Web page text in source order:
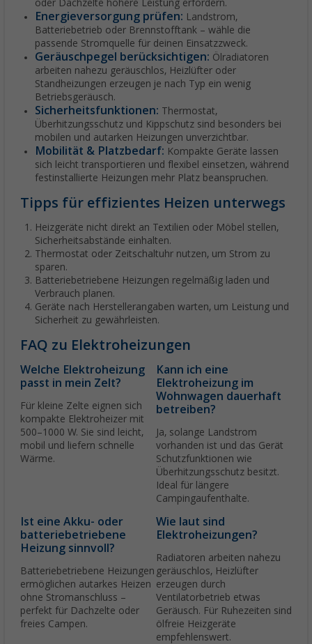
oder Dachzelte höhere Leistung erfordern.
Energieversorgung prüfen: Landstrom,
Batteriebetrieb oder Brennstofftank – wähle die
passende Stromquelle für deinen Einsatzzweck.
Geräuschpegel berücksichtigen: Ölradiatoren
arbeiten nahezu geräuschlos, Heizlüfter oder
Standheizungen erzeugen je nach Typ ein wenig
Betriebsgeräusch.
Sicherheitsfunktionen: Thermostat,
Überhitzungsschutz und Kippschutz sind besonders bei
mobilen und autarken Heizungen unverzichtbar.
Mobilität & Platzbedarf: Kompakte Geräte lassen
sich leicht transportieren und flexibel einsetzen, während
festinstallierte Heizungen mehr Platz beanspruchen.
Tipps für effizientes Heizen unterwegs
Heizgeräte nicht direkt an Textilien oder Möbel stellen,
Sicherheitsabstände einhalten.
Thermostat oder Zeitschaltuhr nutzen, um Strom zu
sparen.
Batteriebetriebene Heizungen regelmäßig laden und
Verbrauch planen.
Geräte nach Herstellerangaben warten, um Leistung und
Sicherheit zu gewährleisten.
FAQ zu Elektroheizungen
Welche Elektroheizung
passt in mein Zelt?
Für kleine Zelte eignen sich
kompakte Elektroheizer mit
500–1000 W. Sie sind leicht,
mobil und liefern schnelle
Wärme.
Kann ich eine
Elektroheizung im
Wohnwagen dauerhaft
betreiben?
Ja, solange Landstrom
vorhanden ist und das Gerät
Schutzfunktionen wie
Überhitzungsschutz besitzt.
Ideal für längere
Campingaufenthalte.
Ist eine Akku- oder
batteriebetriebene
Heizung sinnvoll?
Batteriebetriebene Heizungen
ermöglichen autarkes Heizen
ohne Stromanschluss –
perfekt für Dachzelte oder
freies Campen.
Wie laut sind
Elektroheizungen?
Radiatoren arbeiten nahezu
geräuschlos, Heizlüfter
erzeugen durch
Ventilatorbetrieb etwas
Geräusch. Für Ruhezeiten sind
ölfreie Heizgeräte
empfehlenswert.